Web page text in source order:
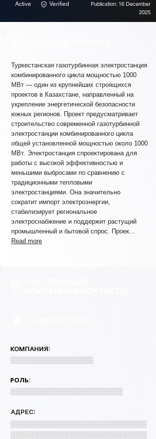
Active Verified
Publication: 16 December
2025
Туркестанская газотурбинная электростанция
комбинированного цикла мощностью 1000
МВт — один из крупнейших строящихся
проектов в Казахстане, направленный на
укрепление энергетической безопасности
южных регионов. Проект предусматривает
строительство современной газотурбинной
электростанции комбинированного цикла
общей установленной мощностью около 1000
МВт. Электростанция спроектирована для
работы с высокой эффективностью и
меньшими выбросами по сравнению с
традиционными тепловыми
электростанциями. Она значительно
сократит импорт электроэнергии,
стабилизирует региональное
электроснабжение и поддержит растущий
промышленный и бытовой спрос. Проек...
Read more
КОМПАНИЯ:
░░░░░░░░░░░░░░░░░
РОЛЬ:
░░░░░░░░░░░░░░░░░░░░░░░
АДРЕС:
░░░░░░░░░░░░░░░░░░░░░░░░░░░░
░░░░░░░░░░░░░░░░░░░░░░░░░░░░